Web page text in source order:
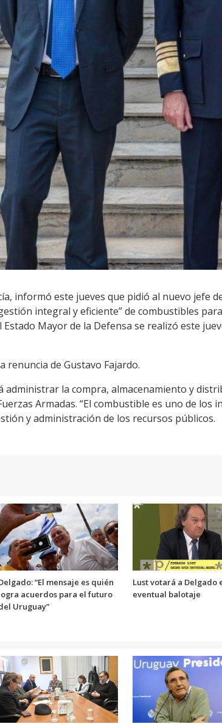
informó este jueves que pidió al nuevo jefe
integral y eficiente” de combustibles
Mayor de la Defensa se realizó este
renuncia de Gustavo Fajardo.
administrar la compra, almacenamiento y
Armadas. “El combustible es uno de los
y administración de los recursos públicos.
“El mensaje es quién
acuerdos para el futuro
Uruguay”
Lust votará a Delgado
eventual balotaje